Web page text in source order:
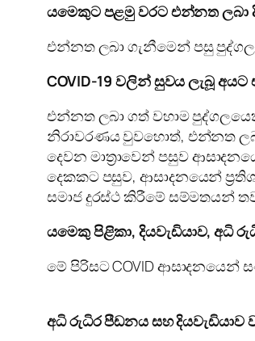
යමෙකුට පළමු වරට එන්නත ලබා
එන්නත ලබා ගැනීමෙන් පසු
COVID-19 වලින් සුවය ලැබූ
එන්නත ලබා ගත් වහාම
නිරාවරණය වුවහොත්, එන්නත
දෙවන මාත්‍රාවෙන් පසුව
දෙකකට පසුව, ආසාදනයෙන්
සමාජ දුරස්ථ කිරීමේ සම්මතයන්
යමෙකු පිළිකා, දියවැඩියාව, අධි
මේ පිරිසට COVID
අධි රුධිර පීඩනය සහ